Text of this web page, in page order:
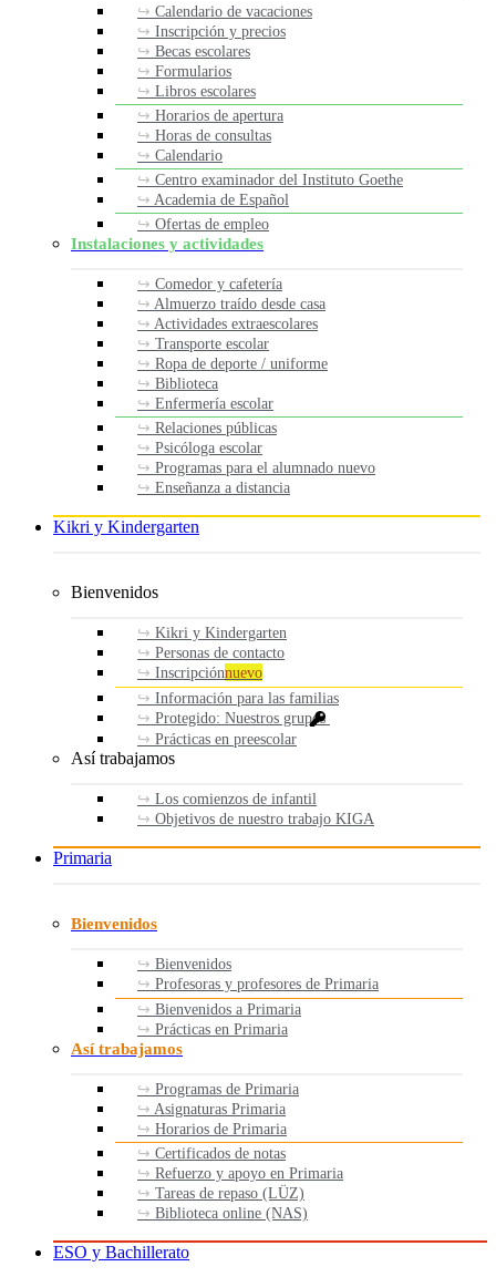
Calendario de vacaciones
Inscripción y precios
Becas escolares
Formularios
Libros escolares
Horarios de apertura
Horas de consultas
Calendario
Centro examinador del Instituto Goethe
Academia de Español
Ofertas de empleo
Instalaciones y actividades
Comedor y cafetería
Almuerzo traído desde casa
Actividades extraescolares
Transporte escolar
Ropa de deporte / uniforme
Biblioteca
Enfermería escolar
Relaciones públicas
Psicóloga escolar
Programas para el alumnado nuevo
Enseñanza a distancia
Kikri y Kindergarten
Bienvenidos
Kikri y Kindergarten
Personas de contacto
Inscripciónnuevo
Información para las familias
Protegido: Nuestros grupos
Prácticas en preescolar
Así trabajamos
Los comienzos de infantil
Objetivos de nuestro trabajo KIGA
Primaria
Bienvenidos
Bienvenidos
Profesoras y profesores de Primaria
Bienvenidos a Primaria
Prácticas en Primaria
Así trabajamos
Programas de Primaria
Asignaturas Primaria
Horarios de Primaria
Certificados de notas
Refuerzo y apoyo en Primaria
Tareas de repaso (LÜZ)
Biblioteca online (NAS)
ESO y Bachillerato